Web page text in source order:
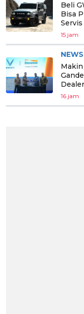
Beli
Bisa
15 jam
NEWS
Makin
Dealer
16 jam